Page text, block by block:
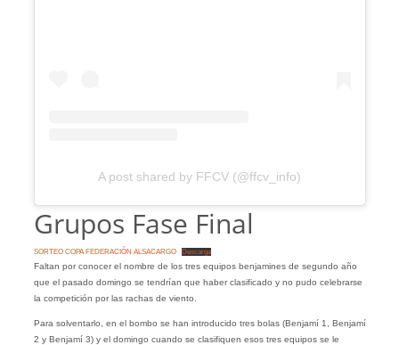
A post shared by FFCV (@ffcv_info)
Grupos Fase Final
SORTEO COPA FEDERACIÓN ALSACARGO Descarga
Faltan por conocer el nombre de los tres equipos benjamines de segundo año
que el pasado domingo se tendrían que haber clasificado y no pudo celebrarse
la competición por las rachas de viento.
Para solventarlo, en el bombo se han introducido tres bolas (Benjamí 1, Benjamí
2 y Benjamí 3) y el domingo cuando se clasifiquen esos tres equipos se le